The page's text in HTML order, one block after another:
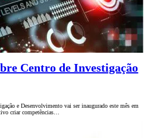
Centro de Investigação
e Desenvolvimento vai ser inaugurado este mês em
criar competências…